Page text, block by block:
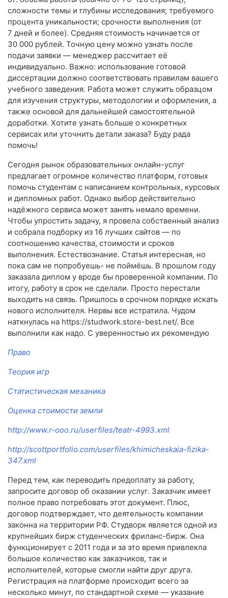
сложности темы и глубины исследования; требуемого
процента уникальности; срочности выполнения (от
7 дней и более). Средняя стоимость начинается от
30 000 рублей. Точную цену можно узнать после
подачи заявки — менеджер рассчитает её
индивидуально. Важно: использование готовой
диссертации должно соответствовать правилам вашего
учебного заведения. Работа может служить образцом
для изучения структуры, методологии и оформления, а
также основой для дальнейшей самостоятельной
доработки. Хотите узнать больше о конкретных
сервисах или уточнить детали заказа? Буду рада
помочь!
Сегодня рынок образовательных онлайн-услуг
предлагает огромное количество платформ, готовых
помочь студентам с написанием контрольных, курсовых
и дипломных работ. Однако выбор действительно
надёжного сервиса может занять немало времени.
Чтобы упростить задачу, я провела собственный анализ
и собрала подборку из 16 лучших сайтов — по
соотношению качества, стоимости и сроков
выполнения. Естествознание. Статья интересная, но
пока сам не попробуешь- не поймёшь. В прошлом году
заказала диплом у вроде бы проверенной компании. По
итогу, работу в срок не сделали. Просто перестали
выходить на связь. Пришлось в срочном порядке искать
нового исполнителя. Нервы все истратила. Чудом
наткнулась на https://studwork.store-best.net/. Все
выполнили как надо. С уверенностью их рекомендую
Право
Теория игр
Статистическая механика
Оценка стоимости земли
http://www.r-ooo.ru/userfiles/teatr-4993.xml
http://scottportfolio.com/userfiles/khimicheskaia-fizika-
347.xml
Перед тем, как переводить предоплату за работу,
запросите договор об оказании услуг. Заказчик имеет
полное право потребовать этот документ. Плюс,
договор подтверждает, что деятельность компании
законна на территории РФ. Студворк является одной из
крупнейших бирж студенческих фриланс-бирж. Она
функционирует с 2011 года и за это время привлекла
большое количество как заказчиков, так и
исполнителей, которые смогли найти друг друга.
Регистрация на платформе происходит всего за
несколько минут, по стандартной схеме — указание